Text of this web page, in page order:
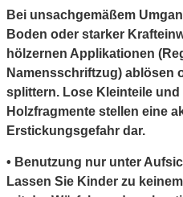
Bei unsachgemäßem
Boden oder starker
hölzernen Applikationen
Namensschriftzug) ablösen
splittern. Lose Kleinteile
Holzfragmente stellen eine
Erstickungsgefahr dar.
• Benutzung nur unter
Lassen Sie Kinder zu